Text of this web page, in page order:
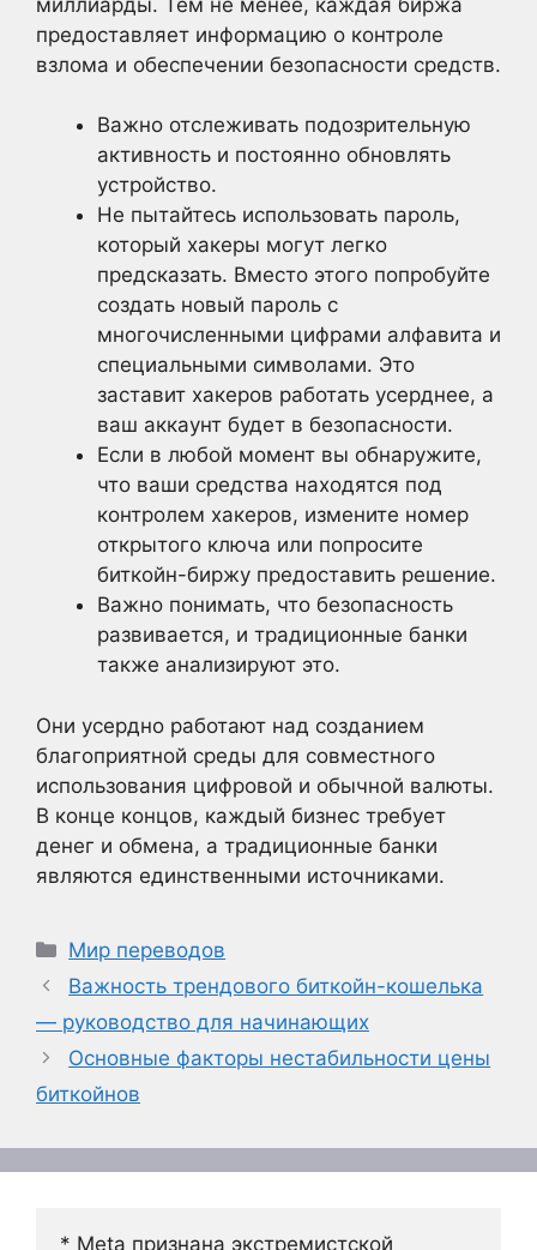
предоставляет информацию о контроле
взлома и обеспечении безопасности средств.
Важно отслеживать подозрительную
активность и постоянно обновлять
устройство.
Не пытайтесь использовать пароль,
который хакеры могут легко
предсказать. Вместо этого попробуйте
создать новый пароль с
многочисленными цифрами алфавита и
специальными символами. Это
заставит хакеров работать усерднее, а
ваш аккаунт будет в безопасности.
Если в любой момент вы обнаружите,
что ваши средства находятся под
контролем хакеров, измените номер
открытого ключа или попросите
биткойн-биржу предоставить решение.
Важно понимать, что безопасность
развивается, и традиционные банки
также анализируют это.
Они усердно работают над созданием
благоприятной среды для совместного
использования цифровой и обычной валюты.
В конце концов, каждый бизнес требует
денег и обмена, а традиционные банки
являются единственными источниками.
Рубрики
Мир переводов
Важность трендового биткойн-кошелька
— руководство для начинающих
Основные факторы нестабильности цены
биткойнов
* Meta признана экстремистской